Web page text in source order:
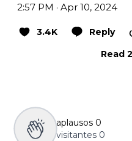
2:57 PM · Apr 10, 2024
3.4K Reply
Read
aplausos 0
visitantes 0